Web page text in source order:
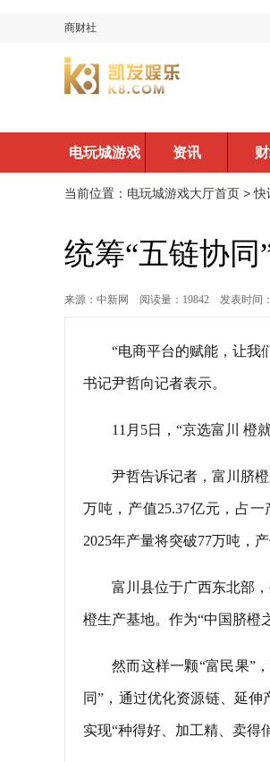
商财社
电玩城游戏
大厅首页
资讯
当前位置： 电玩城游戏大厅首页 >快
统筹“五链协同
来源：中新网 阅读量：19842 发表时间
“电商平台的赋能，让我
书记尹哲向记者表示。
11月5日，“京选富川 橙
尹哲告诉记者，富川脐
万吨，产值25.37亿元，占
2025年产量将突破77万吨，产
富川县位于广西东北部
橙生产基地。作为“中国脐橙
然而这样一颗“富民果”
同”，通过优化资源链、延
实现“种得好、加工精、卖得俏